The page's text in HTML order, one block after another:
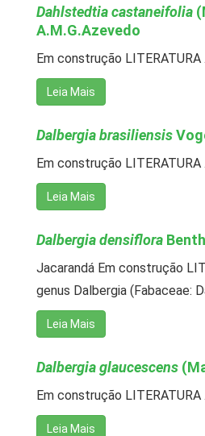
Dahlstedtia castaneifolia
A.M.G.Azevedo
Em construção LITERATURA
Leia Mais
Dalbergia brasiliensis
Em construção LITERATURA
Leia Mais
Dalbergia densiflora
Jacarandá Em construção
genus Dalbergia (Fabaceae:
Leia Mais
Dalbergia glaucescens
Em construção LITERATURA
Leia Mais